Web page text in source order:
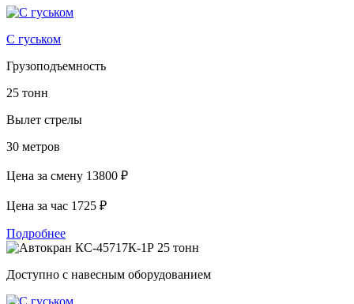
С гуськом
Грузоподъемность
25 тонн
Вылет стрелы
30 метров
Цена за смену 13800 ₽
Цена за час 1725 ₽
Подробнее
Доступно с навесным оборудованием